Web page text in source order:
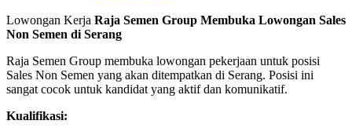
Lowongan Kerja Raja Semen Group Membuka Lowongan Sales
Non Semen di Serang
Raja Semen Group membuka lowongan pekerjaan untuk posisi
Sales Non Semen yang akan ditempatkan di Serang. Posisi ini
sangat cocok untuk kandidat yang aktif dan komunikatif.
Kualifikasi: